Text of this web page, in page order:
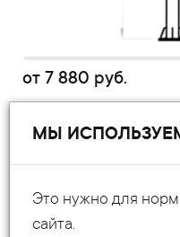
от 7 880 руб.
Вылет кронштейна
МЫ
Это нужно для
сайта.